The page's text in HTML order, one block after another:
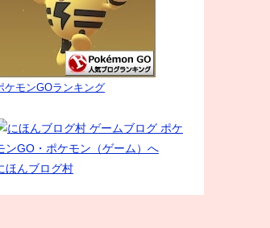
ケモンGOランキング
ほんブログ村